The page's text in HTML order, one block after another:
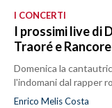
I CONCERTI
I prossimi live di
Traoré e Rancore
Domenica la
l'indomani dal rapper
Enrico Melis Costa